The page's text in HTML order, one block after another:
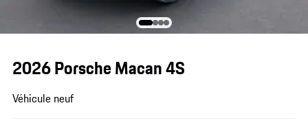
2026 Porsche Macan 4S
Véhicule neuf